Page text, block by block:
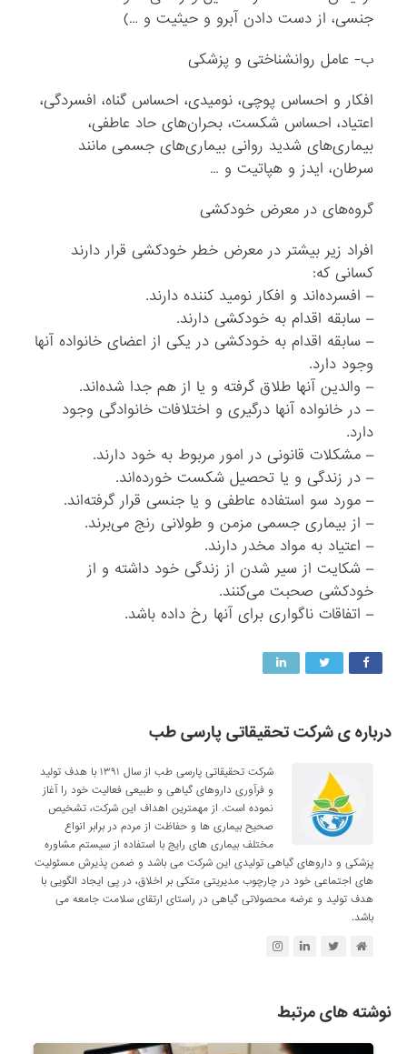
جنسی، از دست دادن آبرو و حیثیت و …)
ب- عامل روانشناختی و پزشکی
افکار و احساس پوچی، نومیدی، احساس گناه، افسردگی،
اعتیاد، احساس شکست، بحران‌های حاد عاطفی،
بیماری‌های شدید روانی بیماری‌های جسمی مانند
سرطان، ایدز و هپاتیت و …
گروه‌های در معرض خودکشی
افراد زیر بیشتر در معرض خطر خودکشی قرار دارند
کسانی‌ که:
– افسرده‌اند و افکار نومید کننده دارند.
– سابقه اقدام به خودکشی دارند.
– سابقه اقدام به خودکشی در یکی از اعضای خانواده آنها
وجود دارد.
– والدین آنها طلاق گرفته و یا از هم جدا شده‌اند.
– در خانواده آنها درگیری و اختلافات خانوادگی وجود
دارد.
– مشکلات قانونی در امور مربوط به خود دارند.
– در زندگی و یا تحصیل شکست خورده‌اند.
– مورد سو استفاده عاطفی و یا جنسی قرار گرفته‌اند.
– از بیماری‌ جسمی مزمن و طولانی رنج می‌برند.
– اعتیاد به مواد مخدر دارند.
– شکایت از سیر شدن از زندگی خود داشته و از
خودکشی صحبت می‌کنند.
– اتفاقات ناگواری برای آنها رخ داده باشد.
درباره ی شرکت تحقیقاتی پارسی طب
شرکت تحقیقاتی پارسی طب از سال ۱۳۹۱ با هدف تولید
و فرآوری داروهای گیاهی و طبیعی فعالیت خود را آغاز
نموده است. از مهمترین اهداف این شرکت، تشخیص
صحیح بیماری ها و حفاظت از مردم در برابر انواع
مختلف بیماری های رایج با استفاده از سیستم مشاوره
پزشکی و داروهای گیاهی تولیدی این شرکت می باشد و ضمن پذیرش مسئولیت
های اجتماعی خود در چارچوب مدیریتی متکی بر اخلاق، در پی ایجاد الگویی با
هدف تولید و عرضه محصولاتی گیاهی در راستای ارتقای سلامت جامعه می
باشد.
نوشته های مرتبط